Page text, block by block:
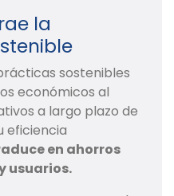
la
sostenibles
económicos al
a largo plazo de
eficiencia
en ahorros
usuarios.